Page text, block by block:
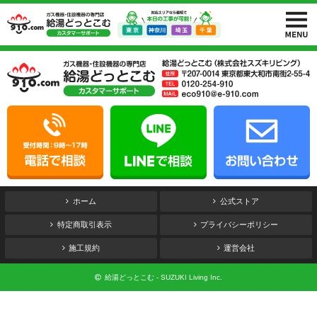
ホーム 公式ストア
特定商取引表示 プライバシーポリシー
施工規約 運営会社
給湯どっとこむ - SUZUKI Living Inc.